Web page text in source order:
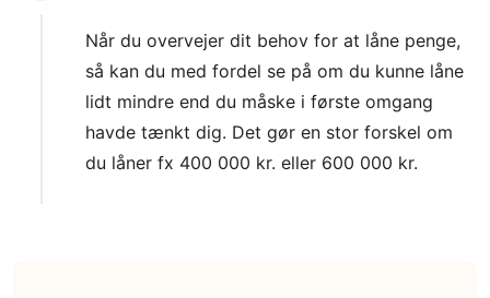
Når du overvejer dit behov for at låne penge,
så kan du med fordel se på om du kunne låne
lidt mindre end du måske i første omgang
havde tænkt dig. Det gør en stor forskel om
du låner fx 400 000 kr. eller 600 000 kr.